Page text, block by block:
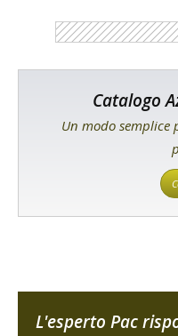
Catalogo
Un modo semplice
L'esperto Pac